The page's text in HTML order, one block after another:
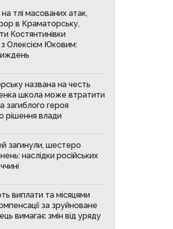
тлі масованих атак,
в Краматорську,
Костянтинівки
Олексієм Юковим:
названа на честь
школа може втратити
загиблого героя
рішення влади
загинули, шестеро
наслідки російських
виплати та місяцями
за зруйноване
вимагає змін від уряду